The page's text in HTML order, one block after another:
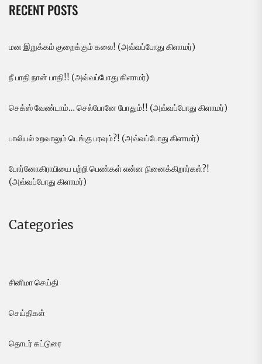
RECENT POSTS
மன இறுக்கம் குறைக்கும் கலை! (அவ்வப்போது கிளாமர்)
நீ பாதி நான் பாதி!! (அவ்வப்போது கிளாமர்)
செக்ஸ் வேண்டாம்… செல்போனே போதும்!! (அவ்வப்போது கிளாமர்)
பாலியல் உறவாலும் டெங்கு பரவும்?! (அவ்வப்போது கிளாமர்)
போர்னோகிராபியை பற்றி பெண்கள் என்ன நினைக்கிறார்கள்?!
(அவ்வப்போது கிளாமர்)
Categories
சினிமா செய்தி
செய்திகள்
தொடர் கட்டுரை